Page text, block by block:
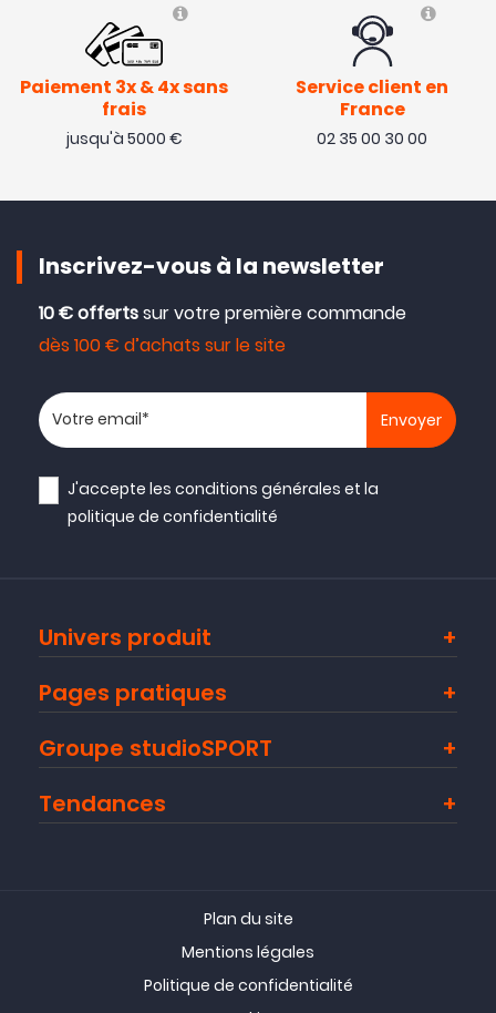
Paiement 3x & 4x sans
frais
jusqu'à 5000 €
Service client en
France
02 35 00 30 00
Inscrivez-vous à la newsletter
10 € offertssur votre première commande
dès 100 € d’achats sur le site
Votre adresse email
J'accepte lesconditions générales et la
politique de confidentialité
Univers produit
Pages pratiques
Groupe studioSPORT
Tendances
Plan du site
Mentions légales
Politique de confidentialité